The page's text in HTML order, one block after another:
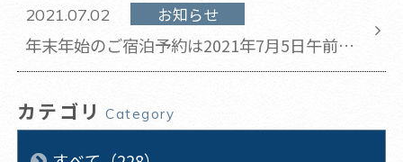
2021.07.02 お知らせ
年末年始のご宿泊予約は2021年7月5日午前10
時より開始いたします。
カテゴリ Category